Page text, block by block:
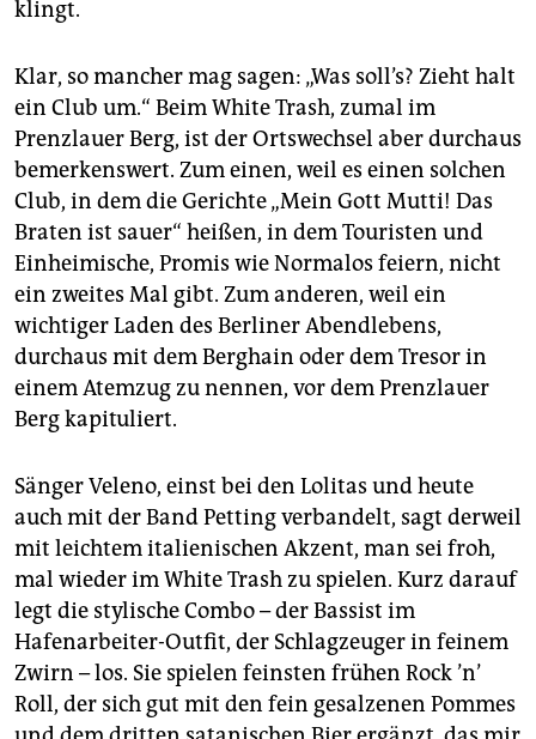
klingt.
Klar, so mancher mag sagen: „Was soll’s? Zieht halt
ein Club um.“ Beim White Trash, zumal im
Prenzlauer Berg, ist der Ortswechsel aber durchaus
bemerkenswert. Zum einen, weil es einen solchen
Club, in dem die Gerichte „Mein Gott Mutti! Das
Braten ist sauer“ heißen, in dem Touristen und
Einheimische, Promis wie Normalos feiern, nicht
ein zweites Mal gibt. Zum anderen, weil ein
wichtiger Laden des Berliner Abendlebens,
durchaus mit dem Berghain oder dem Tresor in
einem Atemzug zu nennen, vor dem Prenzlauer
Berg kapituliert.
Sänger Veleno, einst bei den Lolitas und heute
auch mit der Band Petting verbandelt, sagt derweil
mit leichtem italienischen Akzent, man sei froh,
mal wieder im White Trash zu spielen. Kurz darauf
legt die stylische Combo – der Bassist im
Hafenarbeiter-Outfit, der Schlagzeuger in feinem
Zwirn – los. Sie spielen feinsten frühen Rock ’n’
Roll, der sich gut mit den fein gesalzenen Pommes